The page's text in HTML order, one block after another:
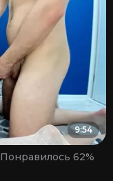
9:54
Понравилось 62%